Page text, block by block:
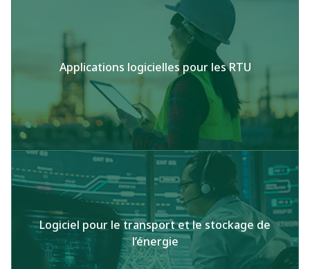
Applications logicielles pour les RTU
Logiciel pour le transport et le stockage de
l’énergie